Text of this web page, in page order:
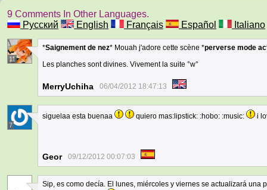
9 Comments In Other Languages.
Русский
English Français Español Italiano
11
*Saignement de nez* Mouah j'adore cette scène *perverse mode
Les planches sont divines. Vivement la suite °w°
MerryUchiha 06/04/2012 18:47:13
7
siguelaa esta buenaa quiero mas:lipstick: :hobo: :music: i
Geor 09/12/2012 00:07:03
Sip, es como decía. El lunes, miércoles y viernes se actualizará